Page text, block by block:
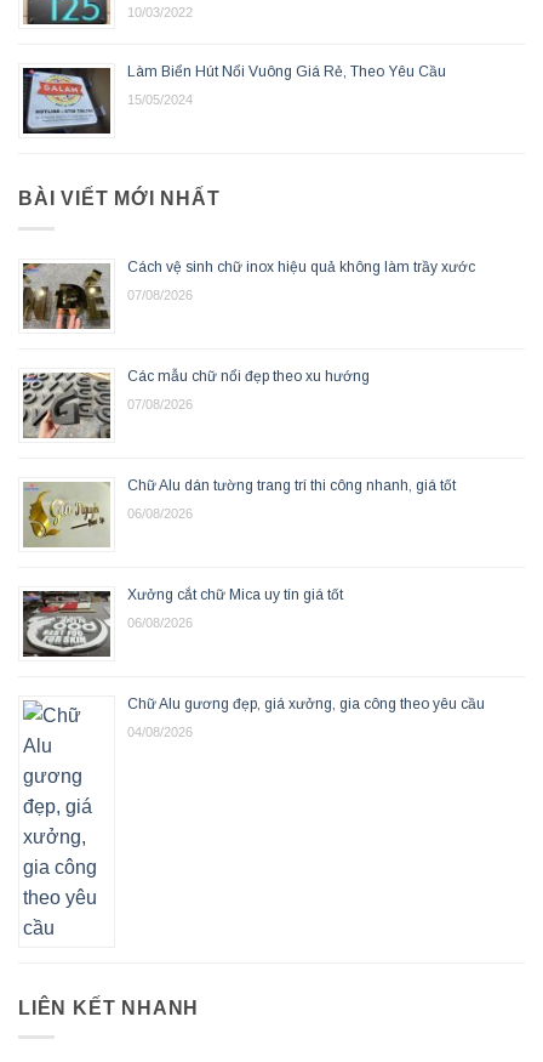
10/03/2022
Làm Biển Hút Nổi Vuông Giá Rẻ, Theo Yêu Cầu
15/05/2024
BÀI VIẾT MỚI NHẤT
Cách vệ sinh chữ inox hiệu quả không làm trầy xước
07/08/2026
Các mẫu chữ nổi đẹp theo xu hướng
07/08/2026
Chữ Alu dán tường trang trí thi công nhanh, giá tốt
06/08/2026
Xưởng cắt chữ Mica uy tín giá tốt
06/08/2026
Chữ Alu gương đẹp, giá xưởng, gia công theo yêu cầu
04/08/2026
LIÊN KẾT NHANH